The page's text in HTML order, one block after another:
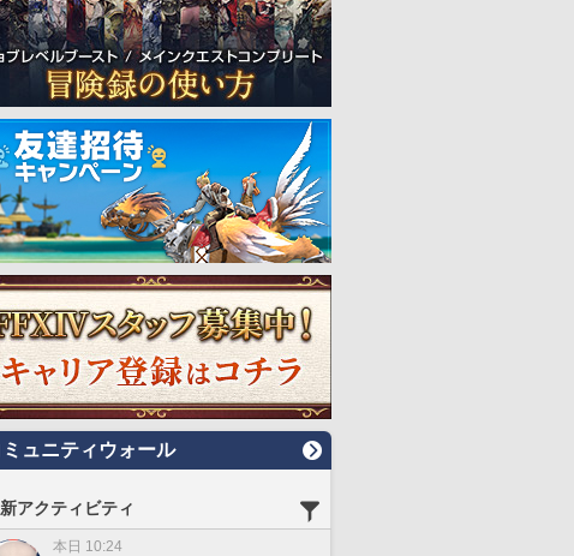
ミュニティウォール
アクティビティ
本日 10:24